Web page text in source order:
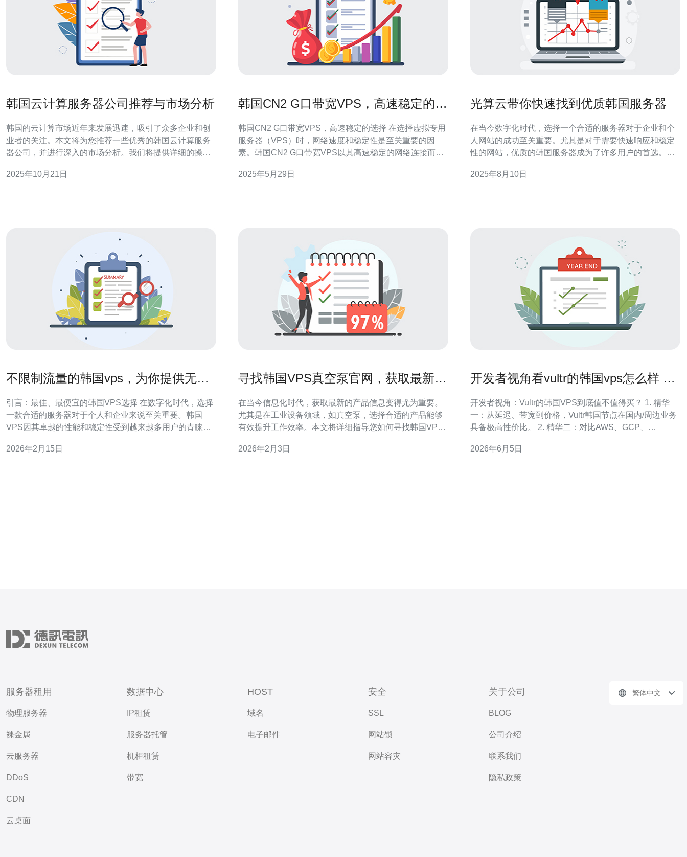
韩国云计算服务器公司推荐与市场分析
韩国的云计算市场近年来发展迅速，吸引了众多企业和创
业者的关注。本文将为您推荐一些优秀的韩国云计算服务
器公司，并进行深入的市场分析。我们将提供详细的操作
云计算市场概况 韩国的云计算市场正处于快速发展的阶
2025年10月21日
韩国CN2 G口带宽VPS，高速稳定的选
韩国CN2 G口带宽VPS，高速稳定的选择 在选择虚拟专用
服务器（VPS）时，网络速度和稳定性是至关重要的因
素。韩国CN2 G口带宽VPS以其高速稳定的网络连接而闻
采用CN2 G口带宽，具有出色的网络速度和稳定性。无论
2025年5月29日
光算云带你快速找到优质韩国服务器
在当今数字化时代，选择一个合适的服务器对于企业和个
人网站的成功至关重要。尤其是对于需要快速响应和稳定
性的网站，优质的韩国服务器成为了许多用户的首选。本
器。 首先，让我们了解韩国服务器的优势。韩国地处亚洲
2025年8月10日
不限制流量的韩国vps，为你提供无限
引言：最佳、最便宜的韩国VPS选择 在数字化时代，选择
一款合适的服务器对于个人和企业来说至关重要。韩国
VPS因其卓越的性能和稳定性受到越来越多用户的青睐。
限的可能性。无论是搭建网站、开发应用，还是进行数据
2026年2月15日
寻找韩国VPS真空泵官网，获取最新产
在当今信息化时代，获取最新的产品信息变得尤为重要。
尤其是在工业设备领域，如真空泵，选择合适的产品能够
有效提升工作效率。本文将详细指导您如何寻找韩国VPS
空泵的基本信息 在开始搜索官网之前，您首先需要对韩国
2026年2月3日
开发者视角看vultr的韩国vps怎么样 与
开发者视角：Vultr的韩国VPS到底值不值得买？ 1. 精华
一：从延迟、带宽到价格，Vultr韩国节点在国内/周边业务
具备极高性价比。 2. 精华二：对比AWS、GCP、
3. 精华三：安全、备份与企业级合规是短板，但通过组合
2026年6月5日
服务器租用
物理服务器
裸金属
云服务器
DDoS
CDN
云桌面
数据中心
IP租赁
服务器托管
机柜租赁
带宽
HOST
域名
电子邮件
安全
SSL
网站锁
网站容灾
关于公司
BLOG
公司介绍
联系我们
隐私政策
繁体中文